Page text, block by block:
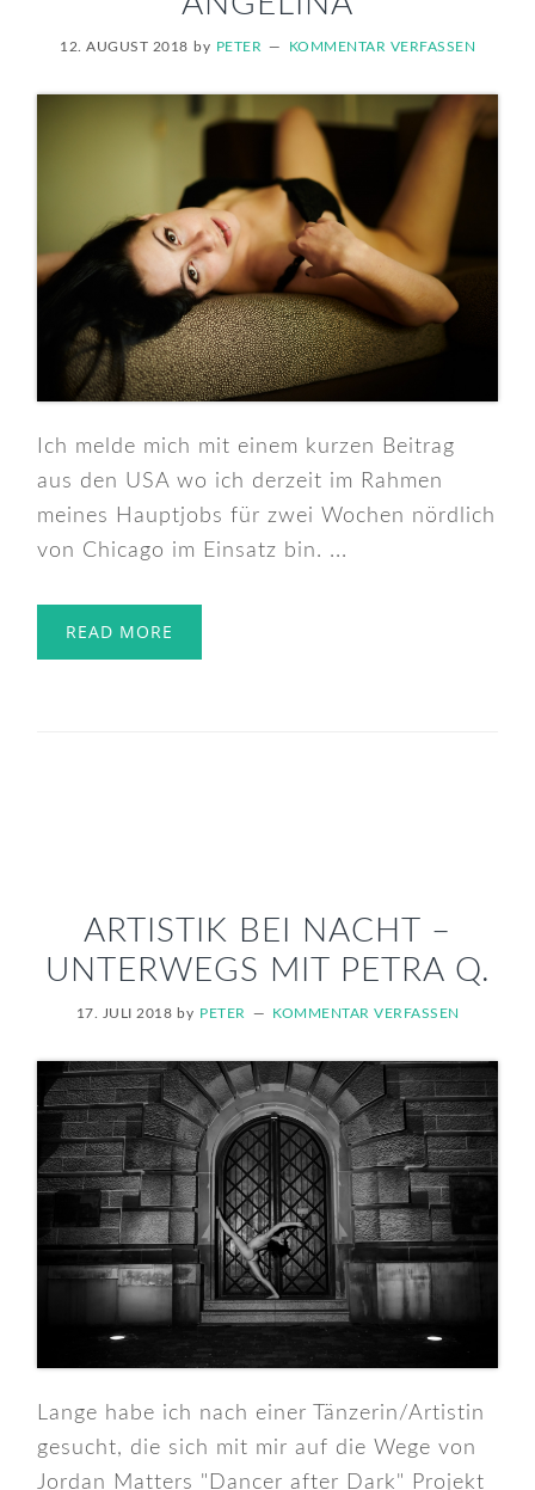
12. AUGUST 2018 by PETER KOMMENTAR VERFASSEN
Ich melde mich mit einem kurzen Beitrag
aus den USA wo ich derzeit im Rahmen
meines Hauptjobs für zwei Wochen nördlich
von Chicago im Einsatz bin. ...
READ MORE
ARTISTIK BEI NACHT –
UNTERWEGS MIT PETRA Q.
17. JULI 2018 by PETER KOMMENTAR VERFASSEN
Lange habe ich nach einer Tänzerin/Artistin
gesucht, die sich mit mir auf die Wege von
Jordan Matters "Dancer after Dark" Projekt